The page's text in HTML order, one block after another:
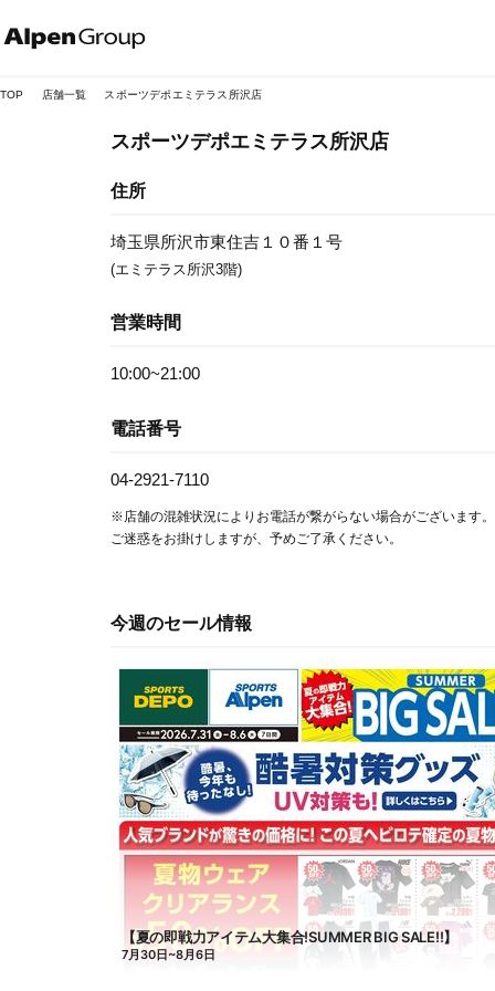
TOP 店舗一覧 スポーツデポエミテラス所沢店
スポーツデポエミテラス所沢店
住所
埼玉県所沢市東住吉１０番１号
(エミテラス所沢3階)
営業時間
10:00~21:00
電話番号
04-2921-7110
※店舗の混雑状況によりお電話が繋がらない場合がございます。
ご迷惑をお掛けしますが、予めご了承ください。
今週のセール情報